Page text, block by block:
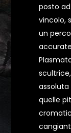
posto
vincolo,
un
assoluta
quelle